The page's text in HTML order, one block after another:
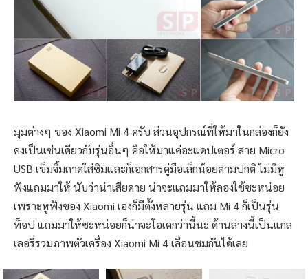
มุมต่างๆ ของ Xiaomi Mi 4 ครับ ส่วนอุปกรณ์ที่ให้มาในกล่องก็ยัง
คงเป็นเช่นเดียวกับรุ่นอื่นๆ คือให้มาแค่อะแดปเตอร์ สาย Micro
USB เข็มจิ้มถาดใส่ซิมและก็เอกสารคู่มือเล็กน้อยตามปกติ ไม่มีหู
ฟังแถมมาให้ นับว่าน่าเสียดาย น่าจะแถมมาให้ลองใช้ซะหน่อย
เพราะหูฟังของ Xiaomi เองก็มีตั้งหลายรุ่น แถม Mi 4 ก็เป็นรุ่น
ท็อป แถมมาให้ซะหน่อยก็น่าจะโอเคกว่านี้นะ ด้านล่างนี้เป็นแกล
เลอรี่รวมภาพตัวเครื่อง Xiaomi Mi 4 เลื่อนชมกันได้เลย